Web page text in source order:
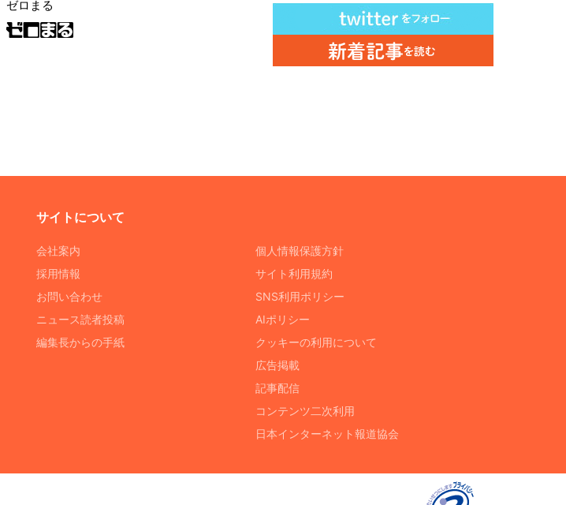
ゼロまる
サイトについて
会社案内
採用情報
お問い合わせ
ニュース読者投稿
編集長からの手紙
個人情報保護方針
サイト利用規約
SNS利用ポリシー
AIポリシー
クッキーの利用について
広告掲載
記事配信
コンテンツ二次利用
日本インターネット報道協会